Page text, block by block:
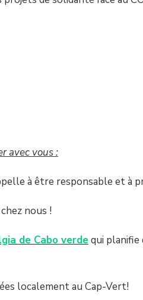
avec vous :
à être responsable et à
nous !
de Cabo verdequi planifie
localement au Cap-Vert!